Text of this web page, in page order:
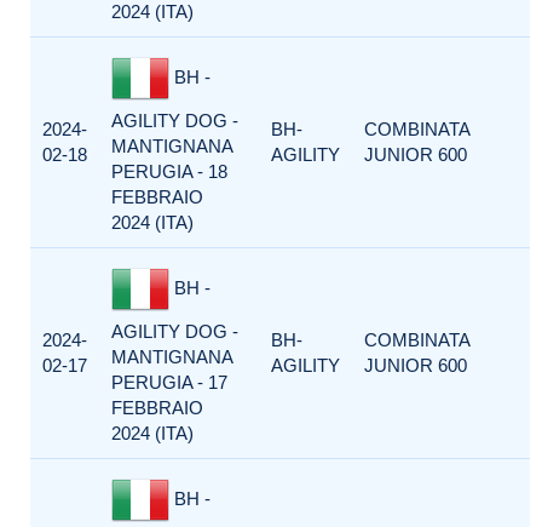
2024 (ITA)
2024-
02-18
BH -
AGILITY DOG -
MANTIGNANA
PERUGIA - 18
FEBBRAIO
2024 (ITA)
BH-
AGILITY
COMBINATA
JUNIOR 600
2024-
02-17
BH -
AGILITY DOG -
MANTIGNANA
PERUGIA - 17
FEBBRAIO
2024 (ITA)
BH-
AGILITY
COMBINATA
JUNIOR 600
BH -